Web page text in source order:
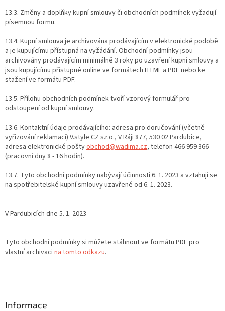
13.3. Změny a doplňky kupní smlouvy či obchodních podmínek vyžadují
písemnou formu.
13.4. Kupní smlouva je archivována prodávajícím v elektronické podobě
a je kupujícímu přístupná na vyžádání. Obchodní podmínky jsou
archivovány prodávajícím minimálně 3 roky po uzavření kupní smlouvy a
jsou kupujícímu přístupné online ve formátech HTML a PDF nebo ke
stažení ve formátu PDF.
13.5. Přílohu obchodních podmínek tvoří vzorový formulář pro
odstoupení od kupní smlouvy.
13.6. Kontaktní údaje prodávajícího: adresa pro doručování (včetně
vyřizování reklamací) V.style CZ s.r.o., V Ráji 877, 530 02 Pardubice,
adresa elektronické poštyobchod@wadima.cz, telefon 466 959 366
(pracovní dny 8 - 16 hodin).
13.7. Tyto obchodní podmínky nabývají účinnosti 6. 1. 2023 a vztahují se
na spotřebitelské kupní smlouvy uzavřené od 6. 1. 2023.
V Pardubicích dne 5. 1. 2023
Tyto obchodní podmínky si můžete stáhnout ve formátu PDF pro
vlastní archivaci na tomto odkazu.
Informace